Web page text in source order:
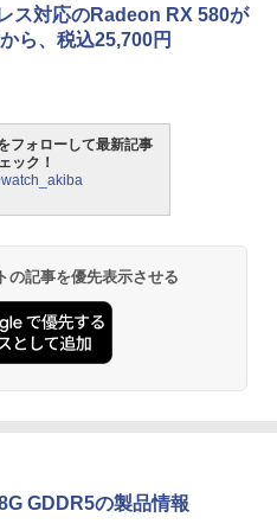
ス対応のRadeon RX 580が
ら、税込25,700円
フォローして最新記事
ック！
の記事を優先表示させる
GDDR5の製品情報